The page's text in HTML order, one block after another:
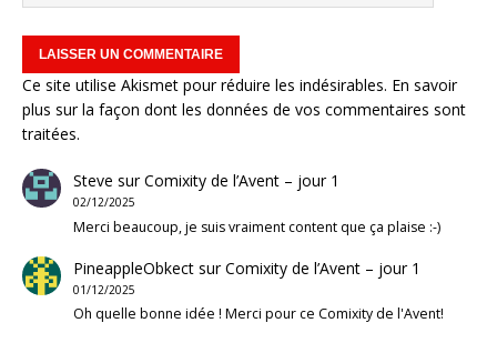
Ce site utilise Akismet pour réduire les indésirables. En savoir
plus sur la façon dont les données de vos commentaires sont
traitées.
Steve surComixity de l’Avent – jour 1
02/12/2025
Merci beaucoup, je suis vraiment content que ça plaise :-)
PineappleObkectsurComixity de l’Avent – jour 1
01/12/2025
Oh quelle bonne idée ! Merci pour ce Comixity de l'Avent!